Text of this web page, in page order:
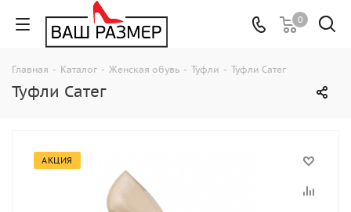
0
Главная - Каталог - Женская обувь - Туфли - Туфли Сатег
Туфли Сатег
АКЦИЯ